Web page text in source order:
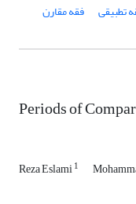
تطبیقی فقه مقارن
Periods of
Reza Eslami1